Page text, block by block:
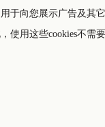
于向您展示广告及其
用这些cookies不需要